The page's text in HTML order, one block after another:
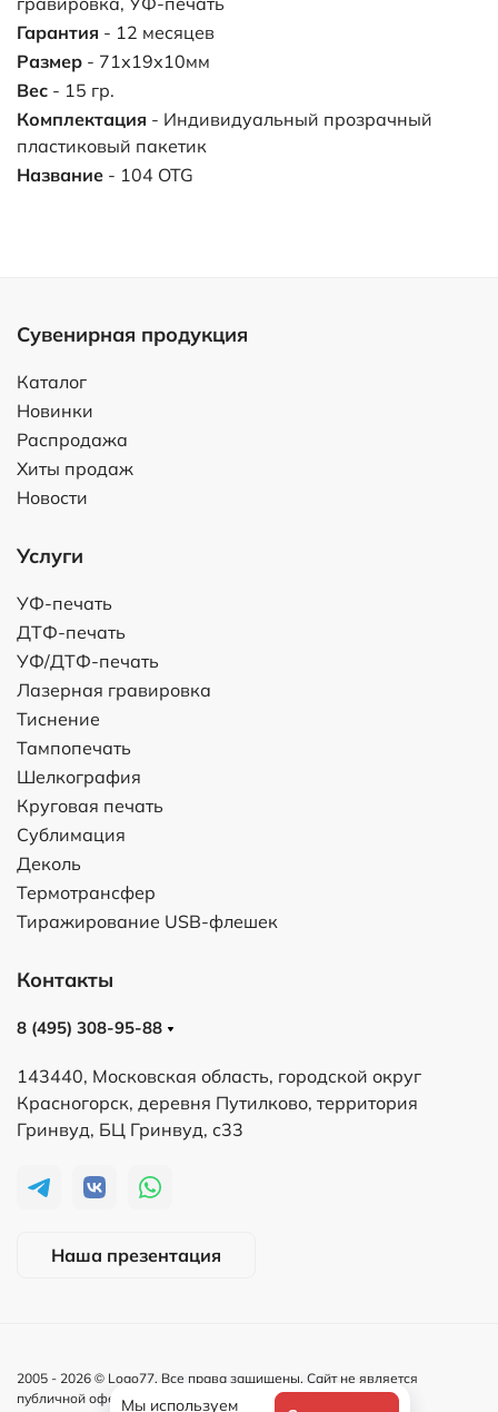
Гарантия - 12 месяцев
Размер - 71х19х10мм
Вес - 15 гр.
Комплектация - Индивидуальный прозрачный
пластиковый пакетик
Название - 104 OTG
Сувенирная продукция
Каталог
Новинки
Распродажа
Хиты продаж
Новости
Услуги
УФ-печать
ДТФ-печать
УФ/ДТФ-печать
Лазерная гравировка
Тиснение
Тампопечать
Шелкография
Круговая печать
Сублимация
Деколь
Термотрансфер
Тиражирование USB-флешек
Контакты
8 (495) 308-95-88
143440, Московская область, городской округ
Красногорск, деревня Путилково, территория
Гринвуд, БЦ Гринвуд, с33
Наша презентация
2005 - 2026 © Logo77. Все права защищены. Сайт не является
публичной офертой и носит информационный характер.
Мы используем